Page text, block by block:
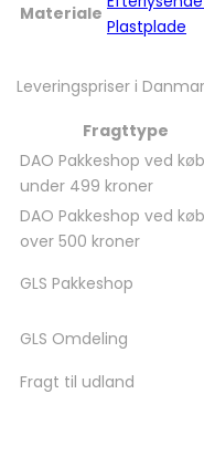
Materiale
Plastplade
Leveringspriser i
Fragttype
DAO Pakkeshop ved køb
under 499 kroner
DAO Pakkeshop ved køb
over 500 kroner
GLS Pakkeshop
GLS Omdeling
Fragt til udland